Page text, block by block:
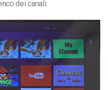
dei canali: